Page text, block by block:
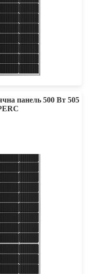
панель 500 Вт 505